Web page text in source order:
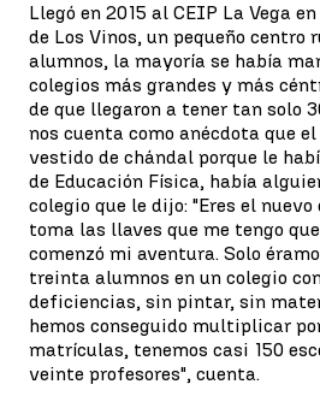
Llegó en 2015 al CEIP La Vega
de Los Vinos, un pequeño centro
alumnos, la mayoría se había
colegios más grandes y más
de que llegaron a tener tan solo
nos cuenta como anécdota que
vestido de chándal porque le
de Educación Física, había
colegio que le dijo: "Eres el nuevo
toma las llaves que me tengo
comenzó mi aventura. Solo
treinta alumnos en un colegio
deficiencias, sin pintar, sin
hemos conseguido multiplicar
matrículas, tenemos casi 150
veinte profesores", cuenta.